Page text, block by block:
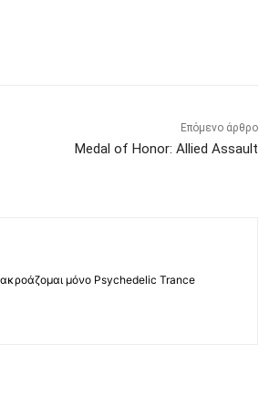
Επόμενο άρθρο
Medal of Honor: Allied Assault
μόνο Psychedelic Trance